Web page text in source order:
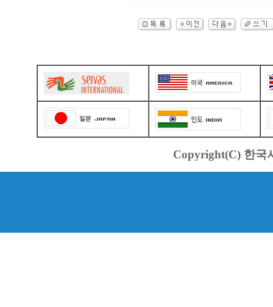
Copyright(C) 한국